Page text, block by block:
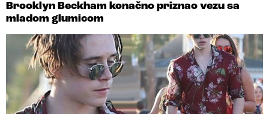
Brooklyn Beckham konačno priznao vezu sa
mladom glumicom